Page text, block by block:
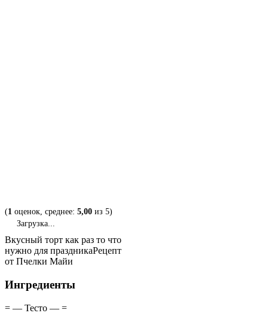
(1 оценок, среднее: 5,00 из 5)
Загрузка...
Вкусный торт как раз то что
нужно для праздникаРецепт
от Пчелки Майи
Ингредиенты
= — Тесто — =